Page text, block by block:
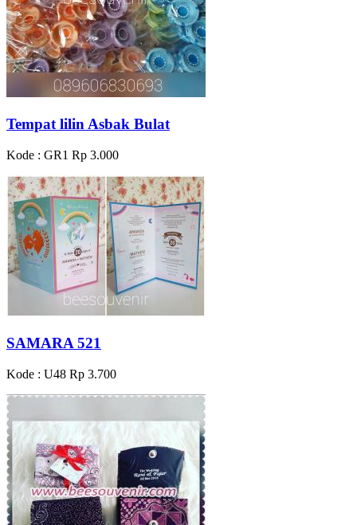
Tempat lilin Asbak Bulat
Kode : GR1 Rp 3.000
SAMARA 521
Kode : U48 Rp 3.700